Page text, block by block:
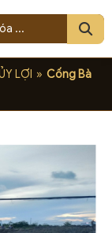
LỢI » Cống Bà